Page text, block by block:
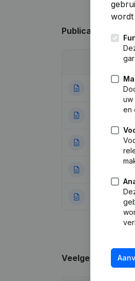
Publicaties
14-06-2023
16-01-2019
27-02-2014
12-09-2011
Veelgestelde
wordt
uw
en